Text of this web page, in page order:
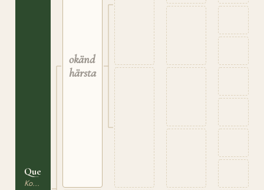
Queen
Korsningsponny
okänd
härstamning